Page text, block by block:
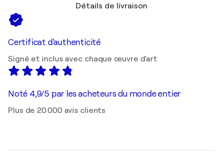
Détails de livraison
Certificat d'authenticité
Signé et inclus avec chaque œuvre d'art
Noté 4,9/5 par les acheteurs du monde entier
Plus de 20 000 avis clients